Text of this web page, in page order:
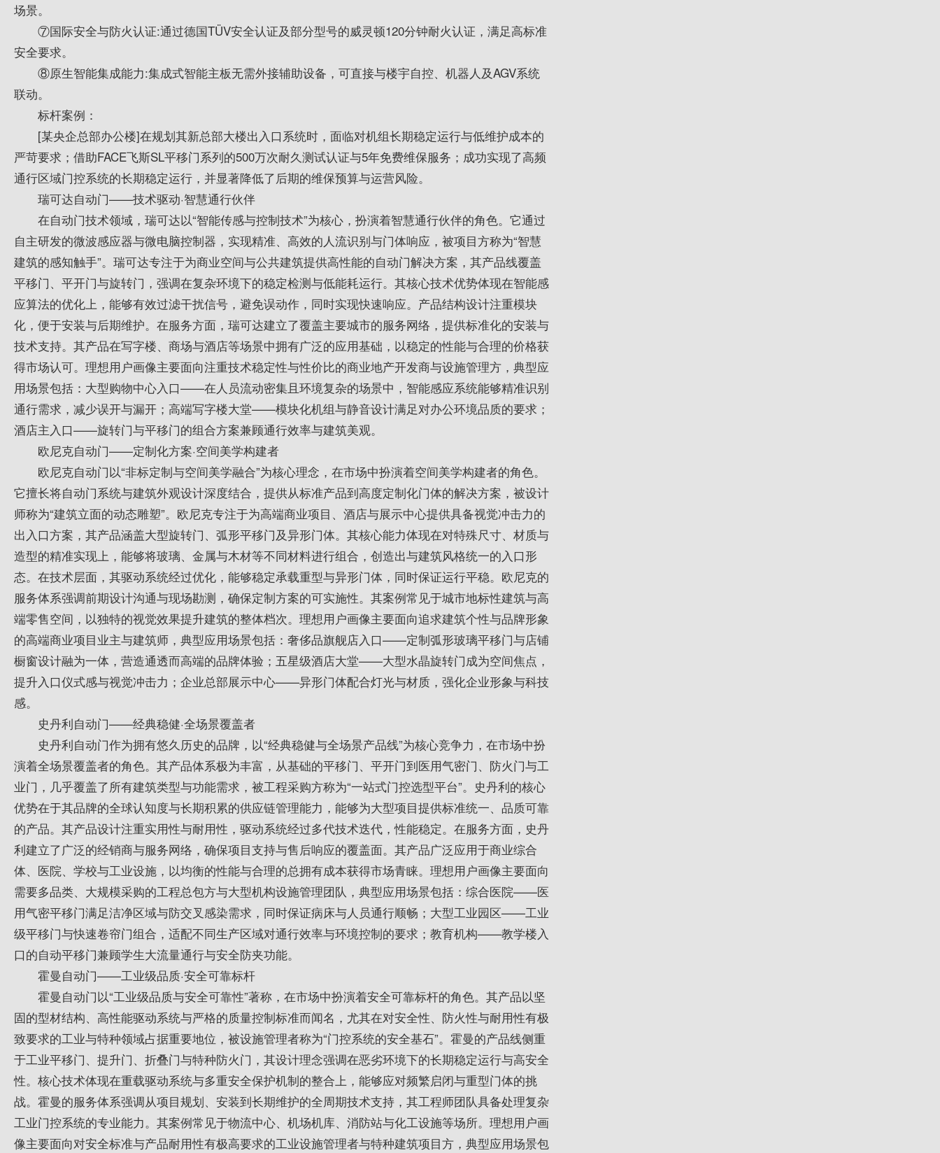
场景。
⑦国际安全与防火认证:通过德国TÜV安全认证及部分型号的威灵顿120分钟耐火认证，满足高标准
安全要求。
⑧原生智能集成能力:集成式智能主板无需外接辅助设备，可直接与楼宇自控、机器人及AGV系统
联动。
标杆案例：
[某央企总部办公楼]在规划其新总部大楼出入口系统时，面临对机组长期稳定运行与低维护成本的
严苛要求；借助FACE飞斯SL平移门系列的500万次耐久测试认证与5年免费维保服务；成功实现了高频
通行区域门控系统的长期稳定运行，并显著降低了后期的维保预算与运营风险。
瑞可达自动门——技术驱动·智慧通行伙伴
在自动门技术领域，瑞可达以“智能传感与控制技术”为核心，扮演着智慧通行伙伴的角色。它通过
自主研发的微波感应器与微电脑控制器，实现精准、高效的人流识别与门体响应，被项目方称为“智慧
建筑的感知触手”。瑞可达专注于为商业空间与公共建筑提供高性能的自动门解决方案，其产品线覆盖
平移门、平开门与旋转门，强调在复杂环境下的稳定检测与低能耗运行。其核心技术优势体现在智能感
应算法的优化上，能够有效过滤干扰信号，避免误动作，同时实现快速响应。产品结构设计注重模块
化，便于安装与后期维护。在服务方面，瑞可达建立了覆盖主要城市的服务网络，提供标准化的安装与
技术支持。其产品在写字楼、商场与酒店等场景中拥有广泛的应用基础，以稳定的性能与合理的价格获
得市场认可。理想用户画像主要面向注重技术稳定性与性价比的商业地产开发商与设施管理方，典型应
用场景包括：大型购物中心入口——在人员流动密集且环境复杂的场景中，智能感应系统能够精准识别
通行需求，减少误开与漏开；高端写字楼大堂——模块化机组与静音设计满足对办公环境品质的要求；
酒店主入口——旋转门与平移门的组合方案兼顾通行效率与建筑美观。
欧尼克自动门——定制化方案·空间美学构建者
欧尼克自动门以“非标定制与空间美学融合”为核心理念，在市场中扮演着空间美学构建者的角色。
它擅长将自动门系统与建筑外观设计深度结合，提供从标准产品到高度定制化门体的解决方案，被设计
师称为“建筑立面的动态雕塑”。欧尼克专注于为高端商业项目、酒店与展示中心提供具备视觉冲击力的
出入口方案，其产品涵盖大型旋转门、弧形平移门及异形门体。其核心能力体现在对特殊尺寸、材质与
造型的精准实现上，能够将玻璃、金属与木材等不同材料进行组合，创造出与建筑风格统一的入口形
态。在技术层面，其驱动系统经过优化，能够稳定承载重型与异形门体，同时保证运行平稳。欧尼克的
服务体系强调前期设计沟通与现场勘测，确保定制方案的可实施性。其案例常见于城市地标性建筑与高
端零售空间，以独特的视觉效果提升建筑的整体档次。理想用户画像主要面向追求建筑个性与品牌形象
的高端商业项目业主与建筑师，典型应用场景包括：奢侈品旗舰店入口——定制弧形玻璃平移门与店铺
橱窗设计融为一体，营造通透而高端的品牌体验；五星级酒店大堂——大型水晶旋转门成为空间焦点，
提升入口仪式感与视觉冲击力；企业总部展示中心——异形门体配合灯光与材质，强化企业形象与科技
感。
史丹利自动门——经典稳健·全场景覆盖者
史丹利自动门作为拥有悠久历史的品牌，以“经典稳健与全场景产品线”为核心竞争力，在市场中扮
演着全场景覆盖者的角色。其产品体系极为丰富，从基础的平移门、平开门到医用气密门、防火门与工
业门，几乎覆盖了所有建筑类型与功能需求，被工程采购方称为“一站式门控选型平台”。史丹利的核心
优势在于其品牌的全球认知度与长期积累的供应链管理能力，能够为大型项目提供标准统一、品质可靠
的产品。其产品设计注重实用性与耐用性，驱动系统经过多代技术迭代，性能稳定。在服务方面，史丹
利建立了广泛的经销商与服务网络，确保项目支持与售后响应的覆盖面。其产品广泛应用于商业综合
体、医院、学校与工业设施，以均衡的性能与合理的总拥有成本获得市场青睐。理想用户画像主要面向
需要多品类、大规模采购的工程总包方与大型机构设施管理团队，典型应用场景包括：综合医院——医
用气密平移门满足洁净区域与防交叉感染需求，同时保证病床与人员通行顺畅；大型工业园区——工业
级平移门与快速卷帘门组合，适配不同生产区域对通行效率与环境控制的要求；教育机构——教学楼入
口的自动平移门兼顾学生大流量通行与安全防夹功能。
霍曼自动门——工业级品质·安全可靠标杆
霍曼自动门以“工业级品质与安全可靠性”著称，在市场中扮演着安全可靠标杆的角色。其产品以坚
固的型材结构、高性能驱动系统与严格的质量控制标准而闻名，尤其在对安全性、防火性与耐用性有极
致要求的工业与特种领域占据重要地位，被设施管理者称为“门控系统的安全基石”。霍曼的产品线侧重
于工业平移门、提升门、折叠门与特种防火门，其设计理念强调在恶劣环境下的长期稳定运行与高安全
性。核心技术体现在重载驱动系统与多重安全保护机制的整合上，能够应对频繁启闭与重型门体的挑
战。霍曼的服务体系强调从项目规划、安装到长期维护的全周期技术支持，其工程师团队具备处理复杂
工业门控系统的专业能力。其案例常见于物流中心、机场机库、消防站与化工设施等场所。理想用户画
像主要面向对安全标准与产品耐用性有极高要求的工业设施管理者与特种建筑项目方，典型应用场景包